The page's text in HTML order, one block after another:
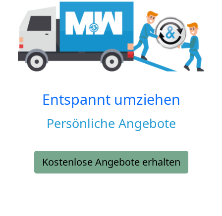
Entspannt umziehen
Persönliche Angebote
Kostenlose Angebote erhalten